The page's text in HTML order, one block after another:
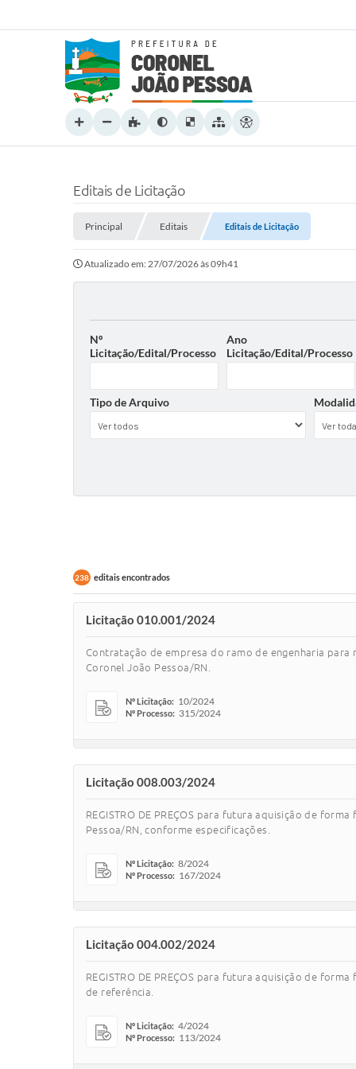
Editais de Licitação
Principal Editais Editais de Licitação
Atualizado em: 27/07/2026 às 09h41
Nº
Licitação/Edital/Processo
Ano
Licitação/Edital/Processo
Tipo de Arquivo
238 editais encontrados
Licitação 010.001/2024
Contratação de empresa do ramo de engenharia para
Coronel João Pessoa/RN.
Nº Licitação: 10/2024
Nº Processo: 315/2024
Licitação 008.003/2024
REGISTRO DE PREÇOS para futura aquisição de
Pessoa/RN, conforme especificações.
Nº Licitação: 8/2024
Nº Processo: 167/2024
Licitação 004.002/2024
REGISTRO DE PREÇOS para futura aquisição de
de referência.
Nº Licitação: 4/2024
Nº Processo: 113/2024